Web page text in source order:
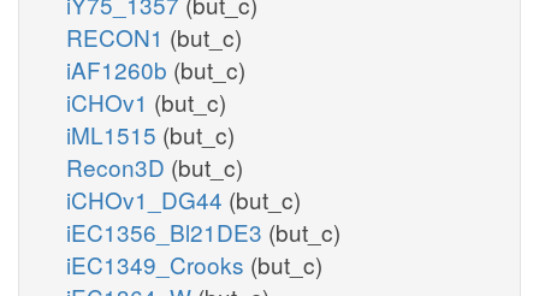
RECON1 (but_c)
iAF1260b (but_c)
iCHOv1 (but_c)
iML1515 (but_c)
Recon3D (but_c)
iCHOv1_DG44 (but_c)
iEC1356_Bl21DE3 (but_c)
iEC1349_Crooks (but_c)